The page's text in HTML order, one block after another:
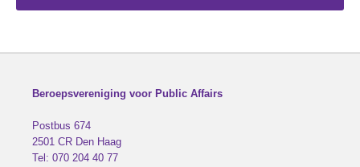
Beroepsvereniging voor Public Affairs
Postbus 674
2501 CR Den Haag
Tel: 070 204 40 77